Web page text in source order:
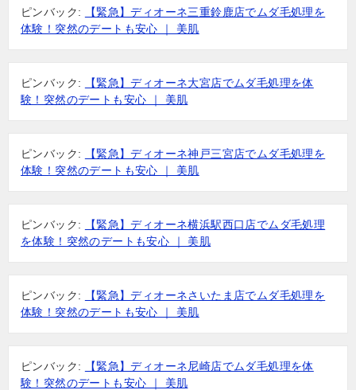
ピンバック:
【緊急】ディオーネ三重鈴鹿店でムダ毛処理を
体験！突然のデートも安心 ｜ 美肌
ピンバック:
【緊急】ディオーネ大宮店でムダ毛処理を体
験！突然のデートも安心 ｜ 美肌
ピンバック:
【緊急】ディオーネ神戸三宮店でムダ毛処理を
体験！突然のデートも安心 ｜ 美肌
ピンバック:
【緊急】ディオーネ横浜駅西口店でムダ毛処理
を体験！突然のデートも安心 ｜ 美肌
ピンバック:
【緊急】ディオーネさいたま店でムダ毛処理を
体験！突然のデートも安心 ｜ 美肌
ピンバック:
【緊急】ディオーネ尼崎店でムダ毛処理を体
験！突然のデートも安心 ｜ 美肌